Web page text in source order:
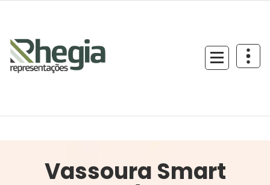
Vassoura Smart